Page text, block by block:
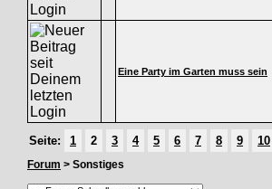
Eine Party im Garten muss sein
Seite: 1 2 3 4 5 6 7 8 9 10
Forum > Sonstiges